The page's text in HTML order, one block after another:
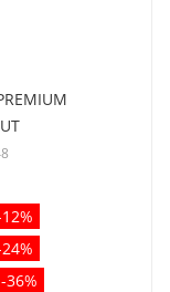
-36%